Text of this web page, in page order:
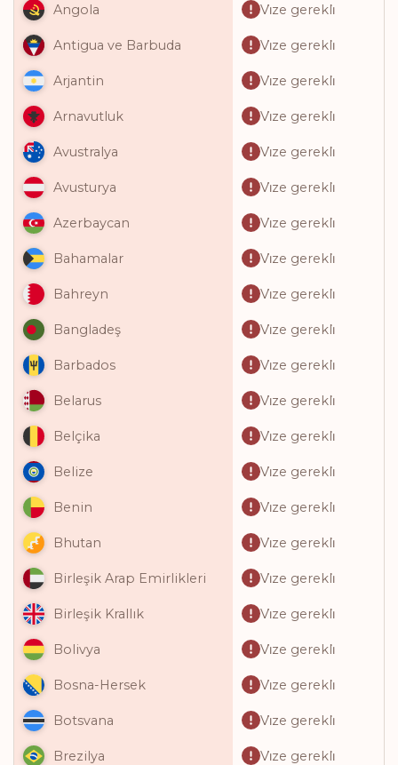
Angola Vi̇ze gerekli̇
Antigua ve Barbuda Vi̇ze gerekli̇
Arjantin Vi̇ze gerekli̇
Arnavutluk Vi̇ze gerekli̇
Avustralya Vi̇ze gerekli̇
Avusturya Vi̇ze gerekli̇
Azerbaycan Vi̇ze gerekli̇
Bahamalar Vi̇ze gerekli̇
Bahreyn Vi̇ze gerekli̇
Bangladeş Vi̇ze gerekli̇
Barbados Vi̇ze gerekli̇
Belarus Vi̇ze gerekli̇
Belçika Vi̇ze gerekli̇
Belize Vi̇ze gerekli̇
Benin Vi̇ze gerekli̇
Bhutan Vi̇ze gerekli̇
Birleşik Arap Emirlikleri Vi̇ze gerekli̇
Birleşik Krallık Vi̇ze gerekli̇
Bolivya Vi̇ze gerekli̇
Bosna-Hersek Vi̇ze gerekli̇
Botsvana Vi̇ze gerekli̇
Brezilya Vi̇ze gerekli̇